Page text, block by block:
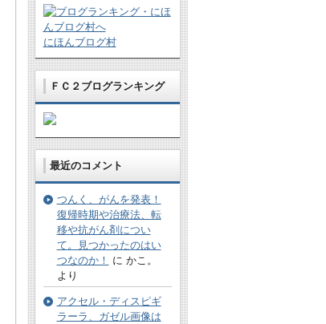
にほんブログ村
ＦＣ２ブログランキング
最近のコメント
つんく、がんを発表！
復帰時期や治療法、転
移や抗がん剤につい
て。見つかったのはい
つなのか！
に かこ。
より
アクセル・ディスピギ
ラーラ、ガゼル画像は